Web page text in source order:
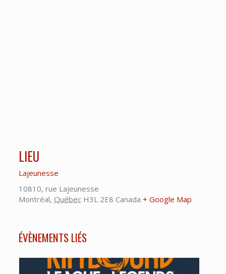
LIEU
Lajeunesse
10810, rue Lajeunesse
Montréal, Québec H3L 2E8 Canada + Google Map
ÉVÈNEMENTS LIÉS